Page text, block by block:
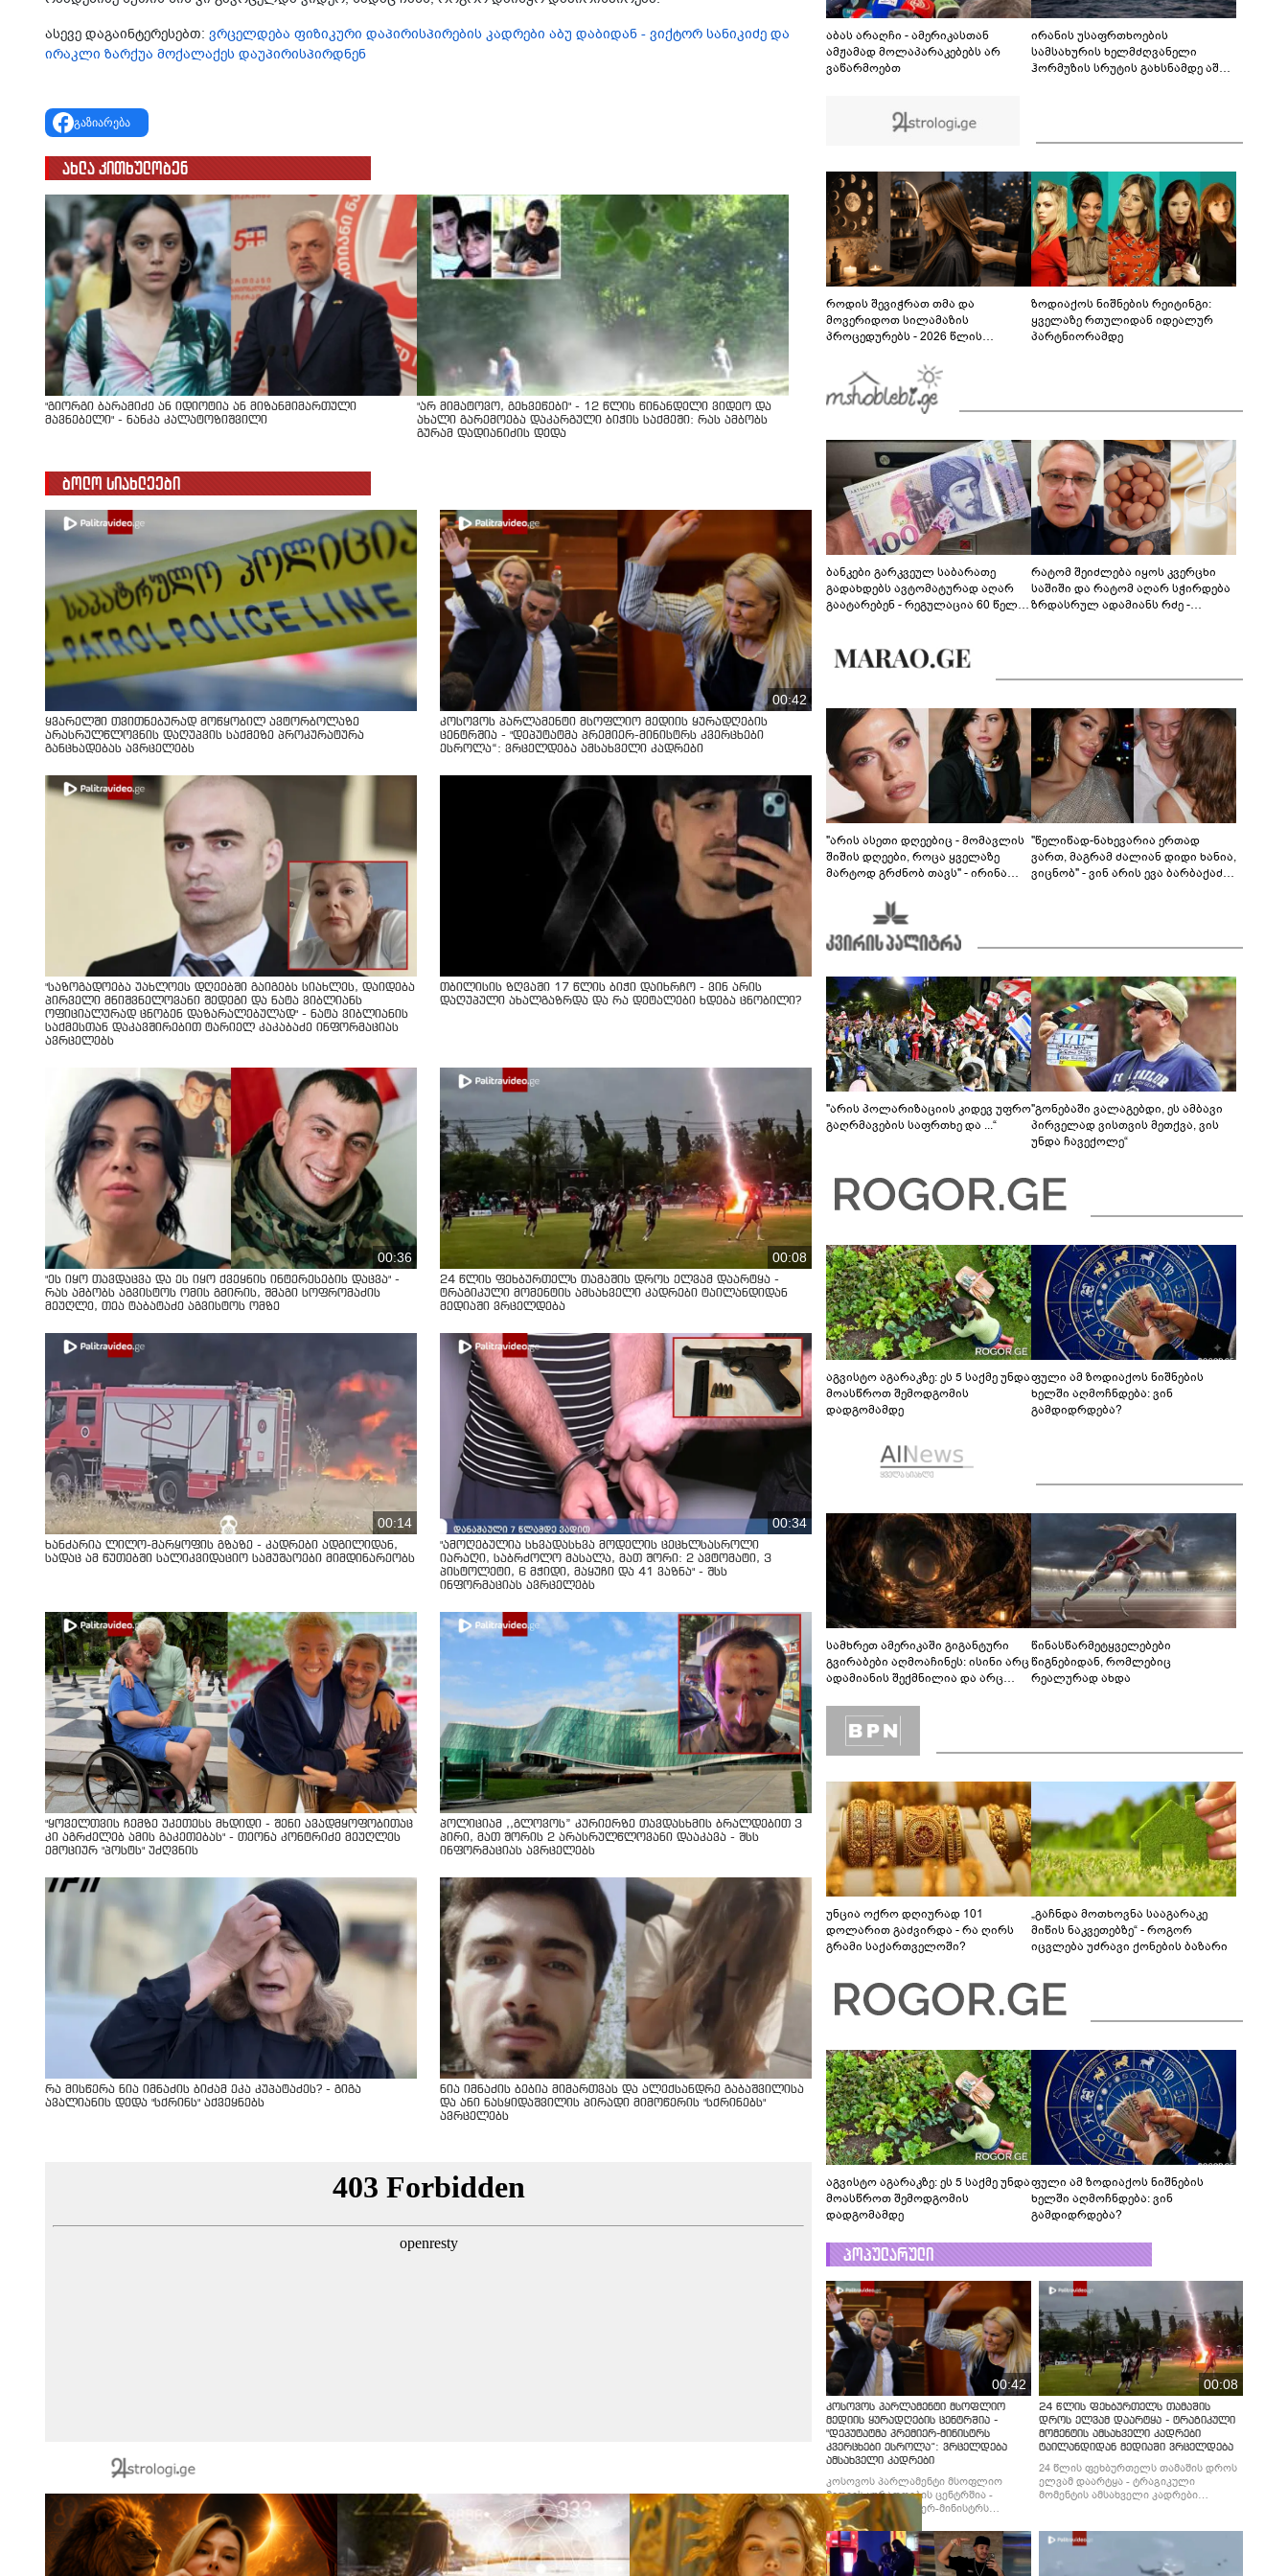
01:55
დვალიშვილი, რომელზეც
არასრულწლოვანებმა ფიზიკურად იძალადეს?
ასევე დაგაინტერესებთ: ვრცელდება ფიზიკური დაპირისპირების კადრები აბუ დაბიდან - ვიქტორ სანიკიძე და
ირაკლი ზარქუა მოქალაქეს დაუპირისპირდნენ
გაზიარება
ახლა კითხულობენ
"გიორგი ბარამიძე ან იდიოტია ან მიზანმიმართული
მავნებელი" - ნანკა კალატოზიშვილი
"არ მიმატოვო, გეხვეწები" - 12 წლის წინანდელი ვიდეო და
ახალი გარემოება დაკარგული ბიჭის საქმეში: რას ამბობს
გურამ დადიანიძის დედა
ბოლო სიახლეები
ყვარელში თვითნებურად მოწყობილ ავტორბოლაზე
არასრულწლოვნის დაღუპვის საქმეზე პროკურატურა
განცხადებას ავრცელებს
00:42
კოსოვოს პარლამენტი მსოფლიო მედიის ყურადღების
ცენტრშია - "დეპუტატმა პრემიერ-მინისტრს კვერცხები
ესროლა“: ვრცელდება ამსახველი კადრები
"საზოგადოება უახლოეს დღეებში გაიგებს სიახლეს, დაიდება
პირველი მნიშვნელოვანი შედეგი და ნატა ვიბლიანს
ოფიციალურად ცნობენ დაზარალებულად" - ნატა ვიბლიანის
საქმესთან დაკავშირებით ტარიელ კაკაბაძე ინფორმაციას
ავრცელებს
თბილისის ზღვაში 17 წლის ბიჭი დაიხრჩო - ვინ არის
დაღუპული ახალგაზრდა და რა დეტალები ხდება ცნობილი?
00:36
"ეს იყო თავდაცვა და ეს იყო ქვეყნის ინტერესების დაცვა" -
რას ამბობს აგვისტოს ომის გმირის, შმაგი სოფრომაძის
მეუღლე, თეა ტაბატაძე აგვისტოს ომზე
00:08
24 წლის ფეხბურთელს თამაშის დროს ელვამ დაარტყა -
ტრაგიკული მომენტის ამსახველი კადრები ტაილანდიდან
მედიაში ვრცელდება
00:14
ხანძარია ლილო-მარყოფის გზაზე - კადრები ადგილიდან,
სადაც ამ წუთებში სალიკვიდაციო სამუშაოები მიმდინარეობს
00:34
"ამოღებულია სხვადასხვა მოდელის ცეცხლსასროლი
იარაღი, საბრძოლო მასალა, მათ შორი: 2 ავტომატი, 3
პისტოლეტი, 6 მჭიდი, მაყუჩი და 41 ვაზნა" - შსს
ინფორმაციას ავრცელებს
"ყოველთვის ჩემზე უკეთესს მხდიდი - შენი ავადმყოფობითაც
კი აგრძელებ ამის გაკეთებას" - თეონა კონტრიძე მეუღლეს
ემოციურ "პოსტს" უძღვნის
პოლიციამ ,,გლოვოს” კურიერზე თავდასხმის ბრალდებით 3
პირი, მათ შორის 2 არასრულწლოვანი დააკავა - შსს
ინფორმაციას ავრცელებს
რა მისწერა ნია იმნაძის ბიძამ ეკა კუპატაძეს? - გიგა
ავალიანის დედა "სქრინს" აქვეყნებს
ნია იმნაძის ბებია მიმართვას და ალექსანდრე გაბაშვილისა
და ანი ნასყიდაშვილის პირადი მიმოწერის "სქრინებს"
ავრცელებს
აბას არაღჩი - ამერიკასთან
ამჟამად მოლაპარაკებებს არ
ვაწარმოებთ
ირანის უსაფრთხოების
სამსახურის ხელმძღვანელი
ჰორმუზის სრუტის გახსნამდე აშშ-ს
როდის შევიჭრათ თმა და
მოვერიდოთ სილამაზის
პროცედურებს - 2026 წლის
გზამკვლევი
ზოდიაქოს ნიშნების რეიტინგი:
ყველაზე რთულიდან იდეალურ
პარტნიორამდე
ბანკები გარკვეულ საბარათე
გადახდებს ავტომატურად აღარ
გაატარებენ - რეგულაცია 60 წელს
რატომ შეიძლება იყოს კვერცხი
საშიში და რატომ აღარ სჭირდება
ზრდასრულ ადამიანს რძე -
"არის ასეთი დღეებიც - მომავლის
შიშის დღეები, როცა ყველაზე
მარტოდ გრძნობ თავს" - ირინა
"წელიწად-ნახევარია ერთად
ვართ, მაგრამ ძალიან დიდი ხანია,
ვიცნობ" - ვინ არის ევა ბარბაქაძის
"არის პოლარიზაციის კიდევ უფრო
გაღრმავების საფრთხე და ...“
"გონებაში ვალაგებდი, ეს ამბავი
პირველად ვისთვის მეთქვა, ვის
უნდა ჩავექოლე“
აგვისტო აგარაკზე: ეს 5 საქმე უნდა
მოასწროთ შემოდგომის
დადგომამდე
ფული ამ ზოდიაქოს ნიშნების
ხელში აღმოჩნდება: ვინ
გამდიდრდება?
სამხრეთ ამერიკაში გიგანტური
გვირაბები აღმოაჩინეს: ისინი არც
ადამიანის შექმნილია და არც
ლაბირინთები?
წინასწარმეტყველებები
წიგნებიდან, რომლებიც
რეალურად ახდა
უნცია ოქრო დღიურად 101
დოლარით გაძვირდა - რა ღირს
გრამი საქართველოში?
„გაჩნდა მოთხოვნა სააგარაკე
მიწის ნაკვეთებზე“ - როგორ
იცვლება უძრავი ქონების ბაზარი
აგვისტო აგარაკზე: ეს 5 საქმე უნდა
მოასწროთ შემოდგომის
დადგომამდე
ფული ამ ზოდიაქოს ნიშნების
ხელში აღმოჩნდება: ვინ
გამდიდრდება?
პოპულარული
00:42
კოსოვოს პარლამენტი მსოფლიო
მედიის ყურადღების ცენტრშია -
"დეპუტატმა პრემიერ-მინისტრს
კვერცხები ესროლა“: ვრცელდება
ამსახველი კადრები
კოსოვოს პარლამენტი მსოფლიო
მედიის ყურადღების ცენტრშია -
"დეპუტატმა პრემიერ-მინისტრს
კვერცხები ესროლა“: ვრცელდება
ამსახველი კადრები
00:08
24 წლის ფეხბურთელს თამაშის
დროს ელვამ დაარტყა - ტრაგიკული
მომენტის ამსახველი კადრები
ტაილანდიდან მედიაში ვრცელდება
24 წლის ფეხბურთელს თამაშის დროს
ელვამ დაარტყა - ტრაგიკული
მომენტის ამსახველი კადრები